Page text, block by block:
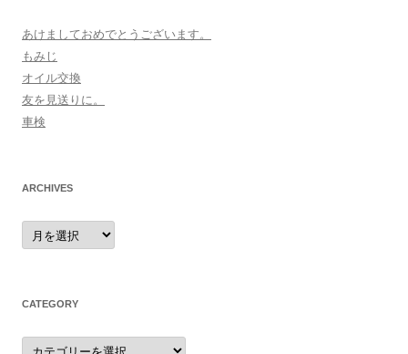
あけましておめでとうございます。
もみじ
オイル交換
友を見送りに。
車検
ARCHIVES
archives
CATEGORY
category